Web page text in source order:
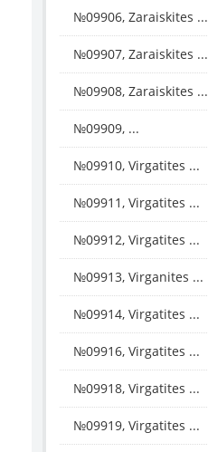
№09906, Zaraiskites ...
№09907, Zaraiskites ...
№09908, Zaraiskites ...
№09909, ...
№09910, Virgatites ...
№09911, Virgatites ...
№09912, Virgatites ...
№09913, Virganites ...
№09914, Virgatites ...
№09916, Virgatites ...
№09918, Virgatites ...
№09919, Virgatites ...